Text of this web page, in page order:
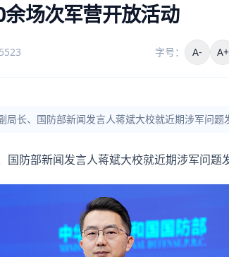
场次军营开放活动
5523 字号： A- A+
局长、国防部新闻发言人蒋斌大校就近期涉军问题
防部新闻发言人蒋斌大校就近期涉军问题